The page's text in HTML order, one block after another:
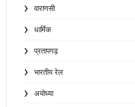
वाराणसी
धार्मिक
प्रतापगढ़
भारतीय रेल
अयोध्या